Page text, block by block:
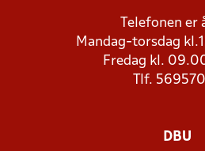
Telefonen er
Mandag-torsdag
Fredag kl.
Tlf.
DBU